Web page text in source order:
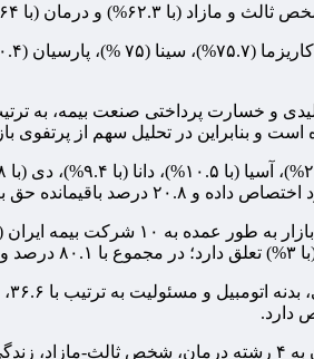
و بنابراین در تحلیل سهم از پرتفوی